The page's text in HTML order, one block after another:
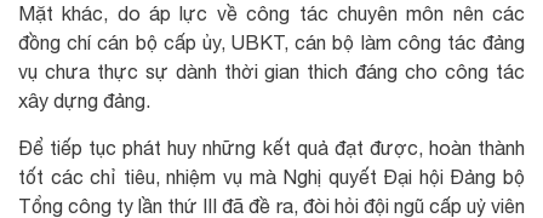
Mặt khác, do áp lực về công tác chuyên môn nên các
đồng chí cán bộ cấp ủy, UBKT, cán bộ làm công tác đảng
vụ chưa thực sự dành thời gian thich đáng cho công tác
xây dựng đảng.
Để tiếp tục phát huy những kết quả đạt được, hoàn thành
tốt các chỉ tiêu, nhiệm vụ mà Nghị quyết Đại hội Đảng bộ
Tổng công ty lần thứ III đã đề ra, đòi hỏi đội ngũ cấp uỷ viên